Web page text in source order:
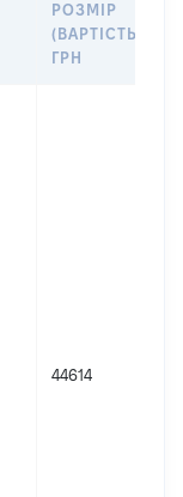
РОЗМІР
(ВАРТІСТЬ),
ГРН
44614